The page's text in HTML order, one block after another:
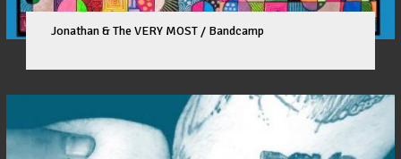
Jonathan & The VERY MOST / Bandcamp